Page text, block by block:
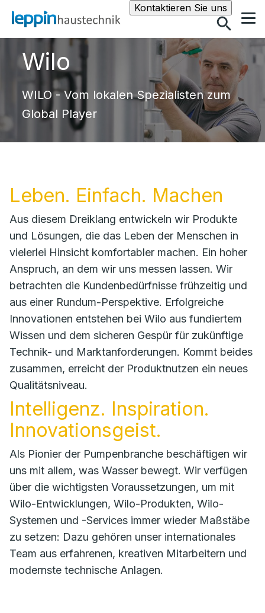
Kontaktieren Sie unsSuche
Wilo
WILO - Vom lokalen Spezialisten zum
Global Player
Leben. Einfach. Machen
Aus diesem Dreiklang entwickeln wir Produkte
und Lösungen, die das Leben der Menschen in
vielerlei Hinsicht komfortabler machen. Ein hoher
Anspruch, an dem wir uns messen lassen. Wir
betrachten die Kundenbedürfnisse frühzeitig und
aus einer Rundum-Perspektive. Erfolgreiche
Innovationen entstehen bei Wilo aus fundiertem
Wissen und dem sicheren Gespür für zukünftige
Technik- und Marktanforderungen. Kommt beides
zusammen, erreicht der Produktnutzen ein neues
Qualitätsniveau.
Intelligenz. Inspiration.
Innovationsgeist.
Als Pionier der ­Pumpenbranche beschäftigen wir
uns mit allem, was Wasser bewegt. Wir verfügen
über die wichtigsten Voraussetzungen, um mit
Wilo-Entwicklungen, Wilo-Produkten, Wilo-
Systemen und ­-Services immer wieder Maßstäbe
zu setzen: Dazu gehören unser internationales
Team aus erfahrenen, kreativen Mitarbeitern und
modernste technische Anlagen.